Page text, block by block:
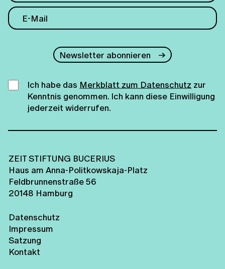
Newsletter abonnieren
Ich habe das Merkblatt zum Datenschutz zur
Kenntnis genommen. Ich kann diese Einwilligung
jederzeit widerrufen.
ZEIT STIFTUNG BUCERIUS
Haus am Anna-Politkowskaja-Platz
Feldbrunnenstraße 56
20148 Hamburg
Datenschutz
Impressum
Satzung
Kontakt